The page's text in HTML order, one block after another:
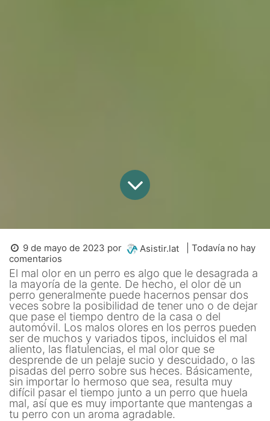
9 de mayo de 2023 por Asistir.lat
| Todavía no hay
comentarios
El mal olor en un perro es algo que le desagrada a
la mayoría de la gente. De hecho, el olor de un
perro generalmente puede hacernos pensar dos
veces sobre la posibilidad de tener uno o de dejar
que pase el tiempo dentro de la casa o del
automóvil. Los malos olores en los perros pueden
ser de muchos y variados tipos, incluidos el mal
aliento, las flatulencias, el mal olor que se
desprende de un pelaje sucio y descuidado, o las
pisadas del perro sobre sus heces. Básicamente,
sin importar lo hermoso que sea, resulta muy
difícil pasar el tiempo junto a un perro que huela
mal, así que es muy importante que mantengas a
tu perro con un aroma agradable.